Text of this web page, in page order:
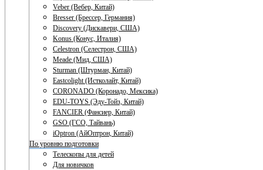
Veber (Вебер, Китай)
Bresser (Брессер, Германия)
Discovery (Дискавери, США)
Konus (Конус, Италия)
Celestron (Селестрон, США)
Meade (Мид, США)
Sturman (Штурман, Китай)
Eastcolight (Истколайт, Китай)
CORONADO (Коронадо, Мексика)
EDU-TOYS (Эду-Тойз, Китай)
FANCIER (Фансиер, Китай)
GSO (ГСО, Тайвань)
iOptron (АйОптрон, Китай)
По уровню подготовки
Телескопы для детей
Для новичков